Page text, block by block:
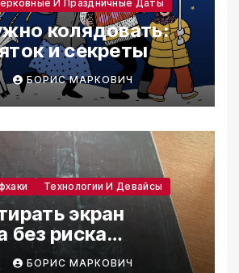
И Праздничные Даты
колядовать:
и секреты
БОРИС МАРКОВИЧ
Технологии И Девайсы
экран
без риска
покрытие
БОРИС МАРКОВИЧ